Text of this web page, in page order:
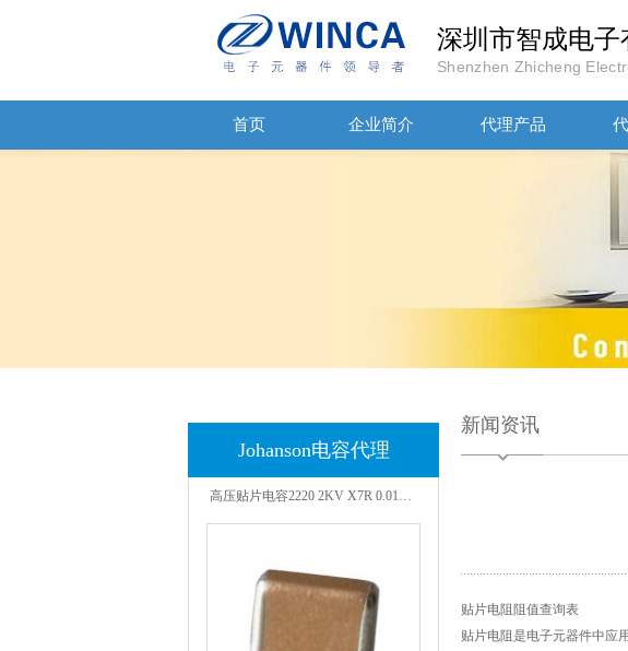
深圳市智成电子
Shenzhen Zhicheng
首页 企业简介 代理产品
Johanson电容代理
新闻资讯
贴片电阻阻值查询表
贴片电阻是电子元器件中应